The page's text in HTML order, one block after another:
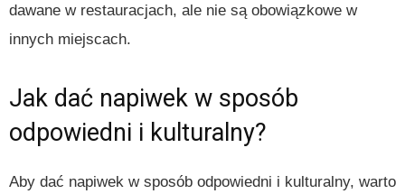
dawane w restauracjach, ale nie są obowiązkowe w
innych miejscach.
Jak dać napiwek w sposób
odpowiedni i kulturalny?
Aby dać napiwek w sposób odpowiedni i kulturalny, warto